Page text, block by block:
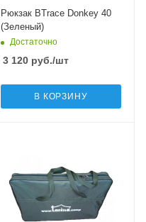
Рюкзак BTrace Donkey 40
(Зеленый)
Достаточно
3 120руб./шт
В КОРЗИНУ